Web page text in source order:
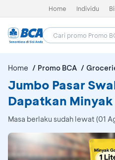
Home Individu
Home Promo BCA
Jumbo Pasar
Dapatkan
Masa berlaku sudah lewat (01